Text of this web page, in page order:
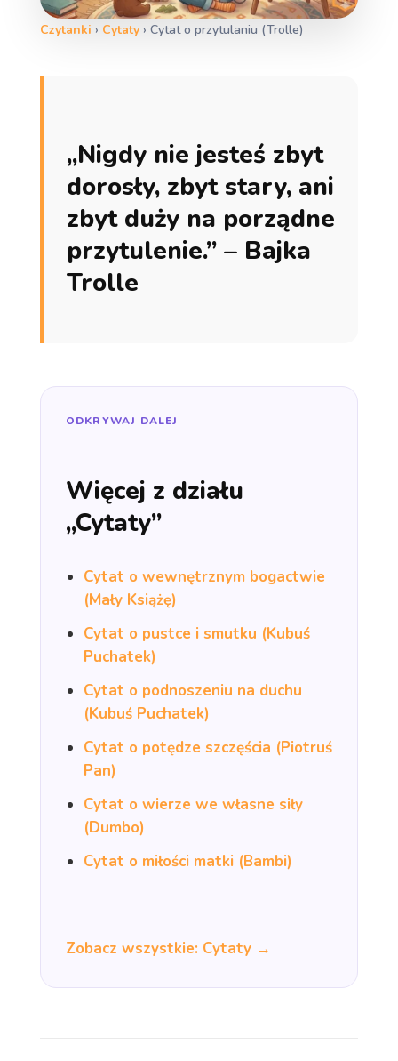
Czytanki › Cytaty› Cytat o przytulaniu (Trolle)
„Nigdy nie jesteś zbyt
dorosły, zbyt stary, ani
zbyt duży na porządne
przytulenie.” – Bajka
Trolle
ODKRYWAJ DALEJ
Więcej z działu
„Cytaty”
Cytat o wewnętrznym bogactwie
(Mały Książę)
Cytat o pustce i smutku (Kubuś
Puchatek)
Cytat o podnoszeniu na duchu
(Kubuś Puchatek)
Cytat o potędze szczęścia (Piotruś
Pan)
Cytat o wierze we własne siły
(Dumbo)
Cytat o miłości matki (Bambi)
Zobacz wszystkie: Cytaty →